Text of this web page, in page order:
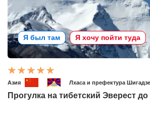
Я был там Я хочу пойти туда
Азия Лхаса и префектура Шигадзе
Прогулка на тибетский Эверест до